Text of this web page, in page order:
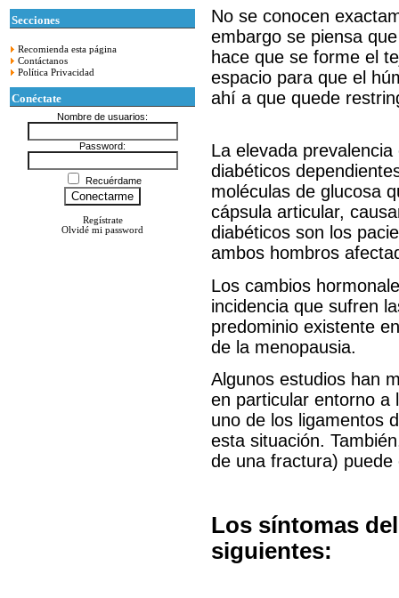
Secciones
Recomienda esta página
Contáctanos
Política Privacidad
Conéctate
Nombre de usuarios:
Password:
Recuérdame
Regístrate
Olvidé mi password
No se conocen
embargo se piensa
hace que se forme el
espacio para que el
ahí a que quede
La elevada
diabéticos
moléculas de glucosa
cápsula articular,
diabéticos son los
ambos hombros
Los cambios
incidencia que sufren
predominio existente
de la menopausia.
Algunos estudios han
en particular entorno a
uno de los ligamentos
esta situación.
de una fractura)
Los síntomas
siguientes: